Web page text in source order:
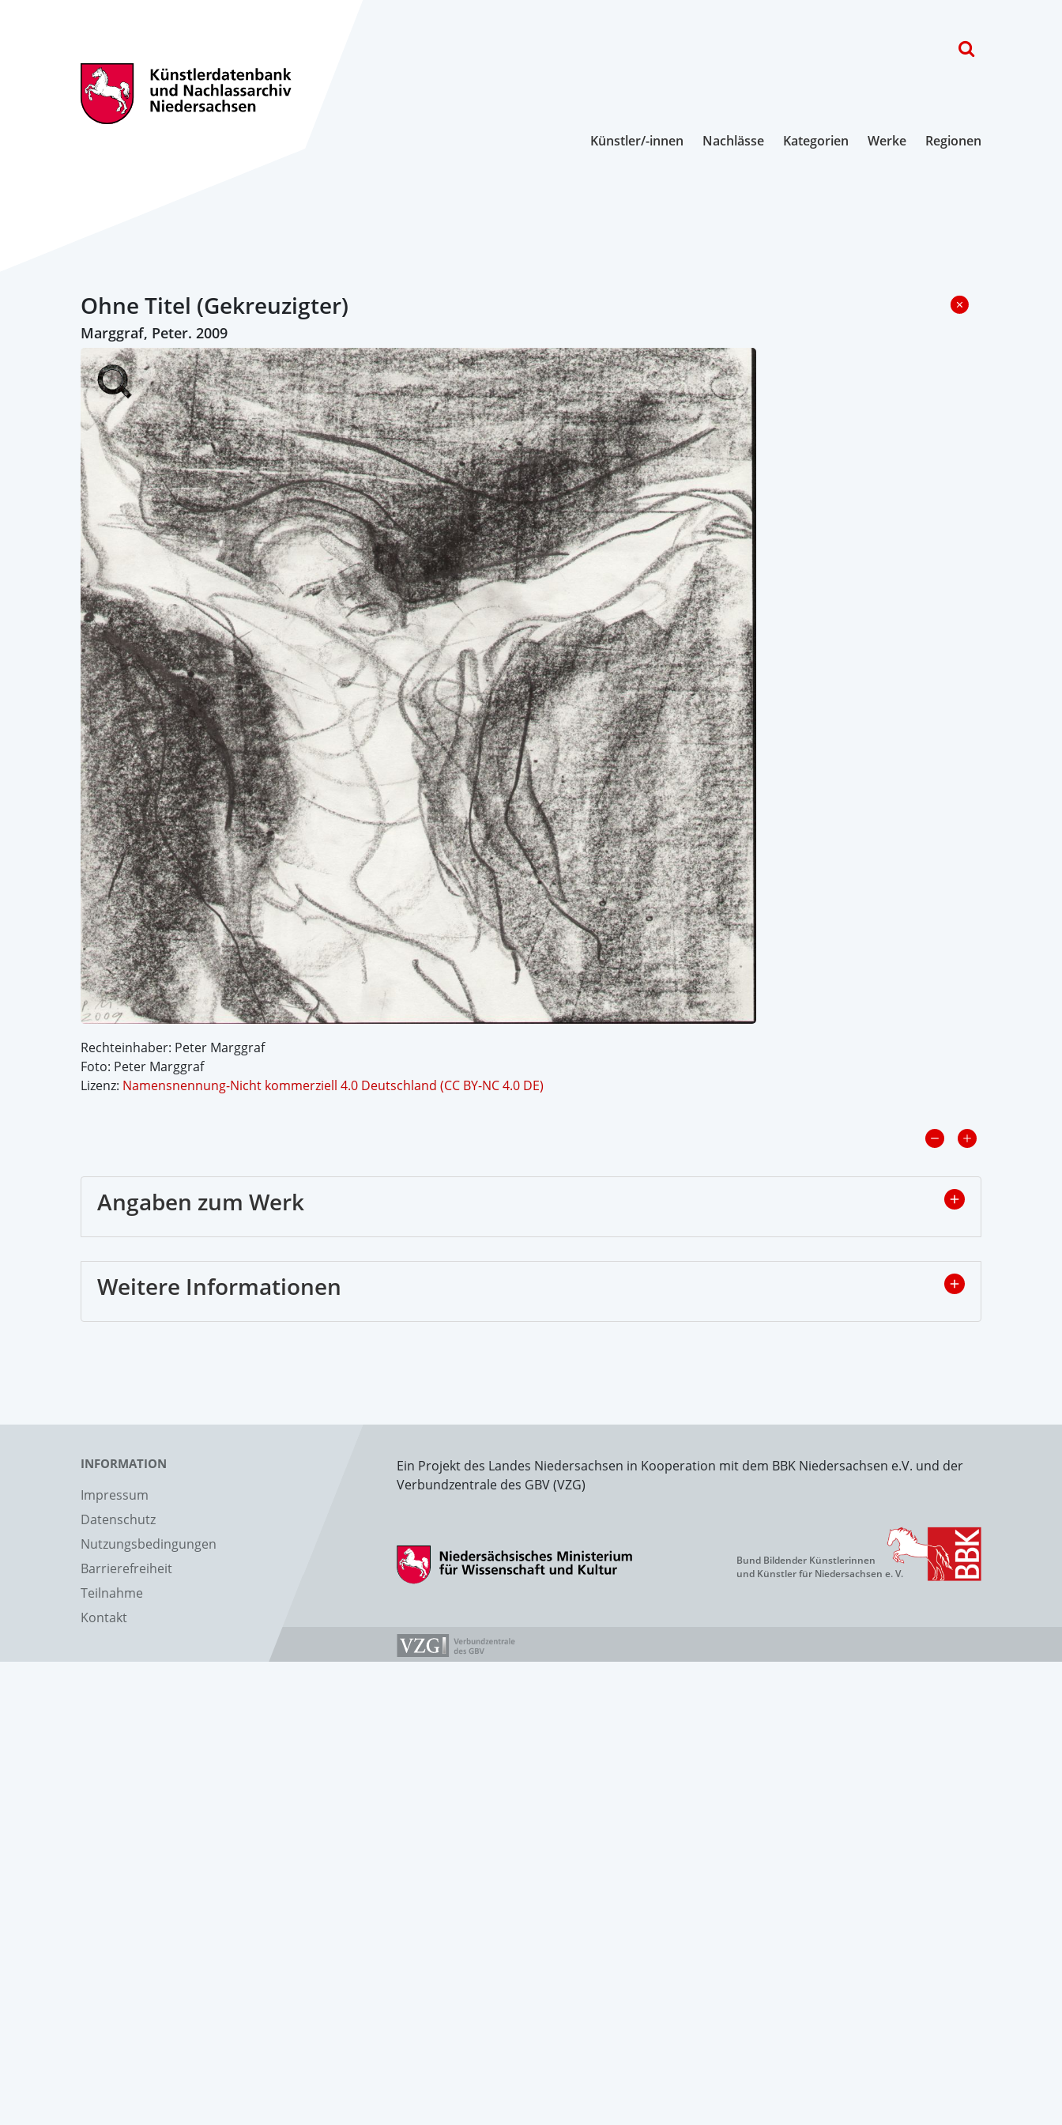
Künstler/-innen Nachlässe Kategorien Werke Regionen
Ohne Titel (Gekreuzigter)
Marggraf, Peter. 2009
Rechteinhaber: Peter Marggraf
Foto: Peter Marggraf
Lizenz: Namensnennung-Nicht kommerziell 4.0 Deutschland (CC BY-NC 4.0 DE)
Angaben zum Werk
Weitere Informationen
INFORMATION
Impressum
Datenschutz
Nutzungsbedingungen
Barrierefreiheit
Teilnahme
Kontakt
Ein Projekt des Landes Niedersachsen in Kooperation mit dem BBK Niedersachsen e.V. und der
Verbundzentrale des GBV (VZG)
Bund Bildender Künstlerinnen
und Künstler für Niedersachsen e. V.